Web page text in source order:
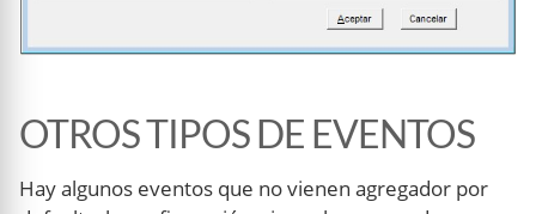
OTROS TIPOS DE EVENTOS
Hay algunos eventos que no vienen agregador por